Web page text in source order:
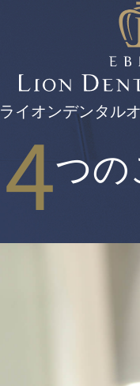
ライオンデンタル
4つの